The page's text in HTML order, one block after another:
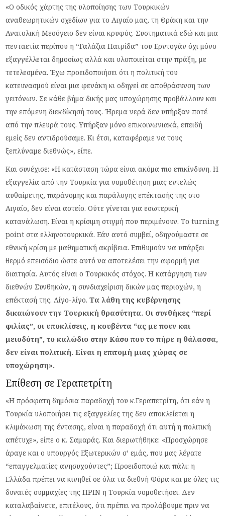
«Ο οδικός χάρτης της υλοποίησης των Τουρκικών
αναθεωρητικών σχεδίων για το Αιγαίο μας, τη Θράκη και την
Ανατολική Μεσόγειο δεν είναι κρυφός. Συστηματικά εδώ και μια
πενταετία περίπου η “Γαλάζια Πατρίδα” του Ερντογάν όχι μόνο
εξαγγέλλεται δημοσίως αλλά και υλοποιείται στην πράξη, με
τετελεσμένα. Έχω προειδοποιήσει ότι η πολιτική του
κατευνασμού είναι μια φενάκη κι οδηγεί σε αποθράσυνση των
γειτόνων. Σε κάθε βήμα δικής μας υποχώρησης προβάλλουν και
την επόμενη διεκδίκησή τους. Ήρεμα νερά δεν υπήρξαν ποτέ
από την πλευρά τους. Υπήρξαν μόνο επικοινωνιακά, επειδή
εμείς δεν αντιδρούσαμε. Κι έτσι, καταφέραμε να τους
ξεπλύναμε διεθνώς», είπε.
Και συνέχισε: «Η κατάσταση τώρα είναι ακόμα πιο επικίνδυνη. Η
εξαγγελία από την Τουρκία για νομοθέτηση μιας εντελώς
αυθαίρετης, παράνομης και παράλογης επέκτασής της στο
Αιγαίο, δεν είναι αστείο. Ούτε γίνεται για εσωτερική
κατανάλωση. Είναι η κρίσιμη στιγμή που περιμένουν. Το turning
point στα ελληνοτουρκικά. Εάν αυτό συμβεί, οδηγούμαστε σε
εθνική κρίση με μαθηματική ακρίβεια. Επιθυμούν να υπάρξει
θερμό επεισόδιο ώστε αυτό να αποτελέσει την αφορμή για
διαιτησία. Αυτός είναι ο Τουρκικός στόχος. Η κατάργηση των
διεθνών Συνθηκών, η συνδιαχείριση δικών μας περιοχών, η
επέκτασή της. Λίγο-λίγο. Τα λάθη της κυβέρνησης
δικαιώνουν την Τουρκική θρασύτητα. Οι συνθήκες “περί
φιλίας”, οι υποκλίσεις, η κουβέντα “ας με πουν και
μειοδότη”, το καλώδιο στην Κάσο που το πήρε η θάλασσα,
δεν είναι πολιτική. Είναι η επιτομή μιας χώρας σε
υποχώρηση».
Επίθεση σε Γεραπετρίτη
«Η πρόσφατη δημόσια παραδοχή του κ.Γεραπετρίτη, ότι εάν η
Τουρκία υλοποιήσει τις εξαγγελίες της δεν αποκλείεται η
κλιμάκωση της έντασης, είναι η παραδοχή ότι αυτή η πολιτική
απέτυχε», είπε ο κ. Σαμαράς. Και διερωτήθηκε: «Προσχώρησε
άραγε και ο υπουργός Εξωτερικών σ’ εμάς, που μας λέγατε
“επαγγελματίες ανησυχούντες”; Προειδοποιώ και πάλι: η
Ελλάδα πρέπει να κινηθεί σε όλα τα διεθνή Φόρα και με όλες τις
δυνατές συμμαχίες της ΠΡΙΝ η Τουρκία νομοθετήσει. Δεν
καταλαβαίνετε, επιτέλους, ότι πρέπει να προλάβουμε πριν να